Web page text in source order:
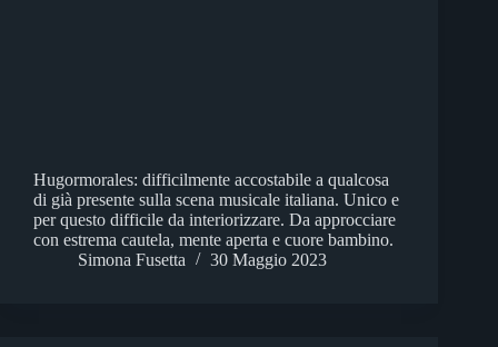
Hugormorales: difficilmente accostabile a qualcosa
di già presente sulla scena musicale italiana. Unico e
per questo difficile da interiorizzare. Da approcciare
con estrema cautela, mente aperta e cuore bambino.
Simona Fusetta
30 Maggio 2023